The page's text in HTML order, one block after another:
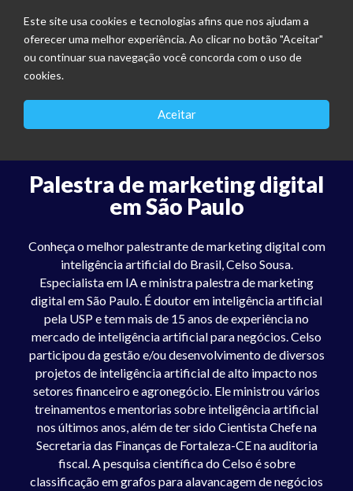
Este site usa cookies e tecnologias afins que nos ajudam a
oferecer uma melhor experiência. Ao clicar no botão "Aceitar"
ou continuar sua navegação você concorda com o uso de
cookies.
Aceitar
Palestra de marketing digital
em São Paulo
Conheça o melhor palestrante de marketing digital com
inteligência artificial do Brasil, Celso Sousa.
Especialista em IA e ministra palestra de marketing
digital em São Paulo. É doutor em inteligência artificial
pela USP e tem mais de 15 anos de experiência no
mercado de inteligência artificial para negócios. Celso
participou da gestão e/ou desenvolvimento de diversos
projetos de inteligência artificial de alto impacto nos
setores financeiro e agronegócio. Ele ministrou vários
treinamentos e mentorias sobre inteligência artificial
nos últimos anos, além de ter sido Cientista Chefe na
Secretaria das Finanças de Fortaleza-CE na auditoria
fiscal. A pesquisa científica do Celso é sobre
classificação em grafos para alavancagem de negócios